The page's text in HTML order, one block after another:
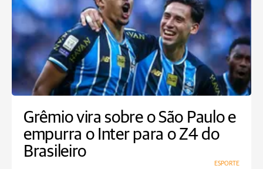
Grêmio vira sobre o São Paulo e
empurra o Inter para o Z4 do
Brasileiro
ESPORTE